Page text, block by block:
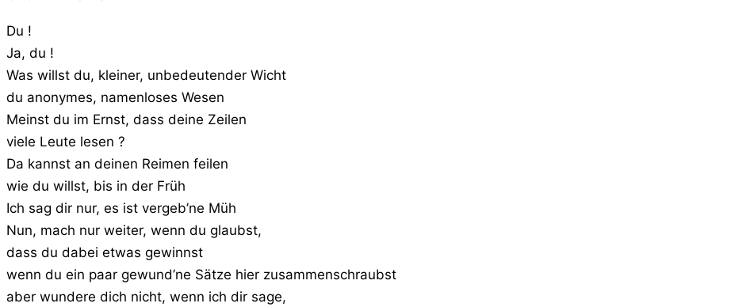
Du !
Ja, du !
Was willst du, kleiner, unbedeutender Wicht
du anonymes, namenloses Wesen
Meinst du im Ernst, dass deine Zeilen
viele Leute lesen ?
Da kannst an deinen Reimen feilen
wie du willst, bis in der Früh
Ich sag dir nur, es ist vergeb’ne Müh
Nun, mach nur weiter, wenn du glaubst,
dass du dabei etwas gewinnst
wenn du ein paar gewund’ne Sätze hier zusammenschraubst
aber wundere dich nicht, wenn ich dir sage,